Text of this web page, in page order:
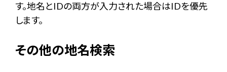
す。地名とIDの両方が入力された場合はIDを優先
します。
その他の地名検索